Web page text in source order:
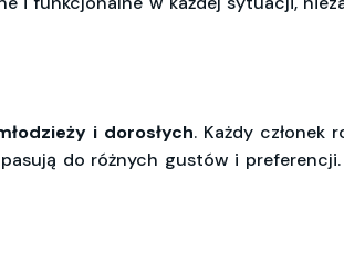
i dorosłych. Każdy członek
do różnych gustów i preferencji.